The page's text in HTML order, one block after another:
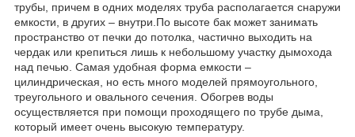
трубы, причем в одних моделях труба располагается снаружи
емкости, в других – внутри.По высоте бак может занимать
пространство от печки до потолка, частично выходить на
чердак или крепиться лишь к небольшому участку дымохода
над печью. Самая удобная форма емкости –
цилиндрическая, но есть много моделей прямоугольного,
треугольного и овального сечения. Обогрев воды
осуществляется при помощи проходящего по трубе дыма,
который имеет очень высокую температуру.